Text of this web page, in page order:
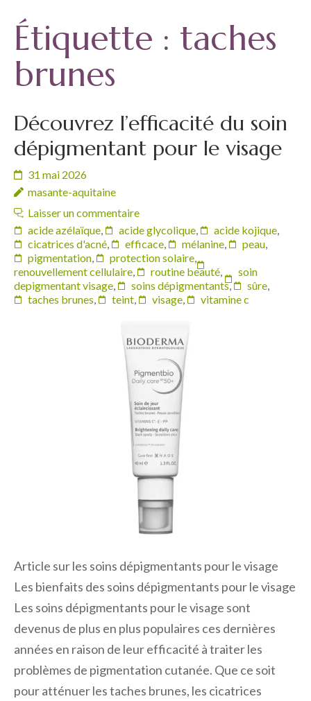
Étiquette : taches
brunes
Découvrez l’efficacité du soin
dépigmentant pour le visage
31 mai 2026
masante-aquitaine
Laisser un commentaire
acide azélaïque, acide glycolique, acide kojique,
cicatrices d'acné, efficace, mélanine, peau,
pigmentation, protection solaire,
renouvellement cellulaire, routine beauté,
soin
depigmentant visage, soins dépigmentants, sûre,
taches brunes, teint, visage, vitamine c
Article sur les soins dépigmentants pour le visage
Les bienfaits des soins dépigmentants pour le visage
Les soins dépigmentants pour le visage sont
devenus de plus en plus populaires ces dernières
années en raison de leur efficacité à traiter les
problèmes de pigmentation cutanée. Que ce soit
pour atténuer les taches brunes, les cicatrices